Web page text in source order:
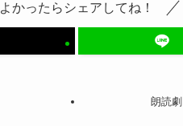
よかったらシェアしてね！
朗読